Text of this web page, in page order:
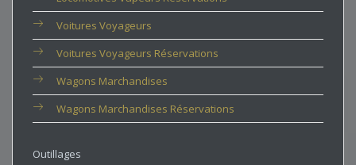
Voitures Voyageurs
Voitures Voyageurs Réservations
Wagons Marchandises
Wagons Marchandises Réservations
Outillages